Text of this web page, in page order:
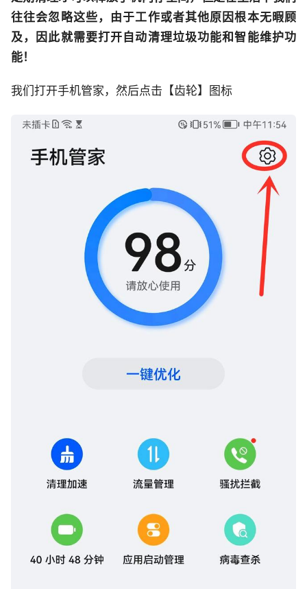
往往会忽略这些，由于工作或者其他原因根本无暇顾
及，因此就需要打开自动清理垃圾功能和智能维护功
能！
我们打开手机管家，然后点击【齿轮】图标